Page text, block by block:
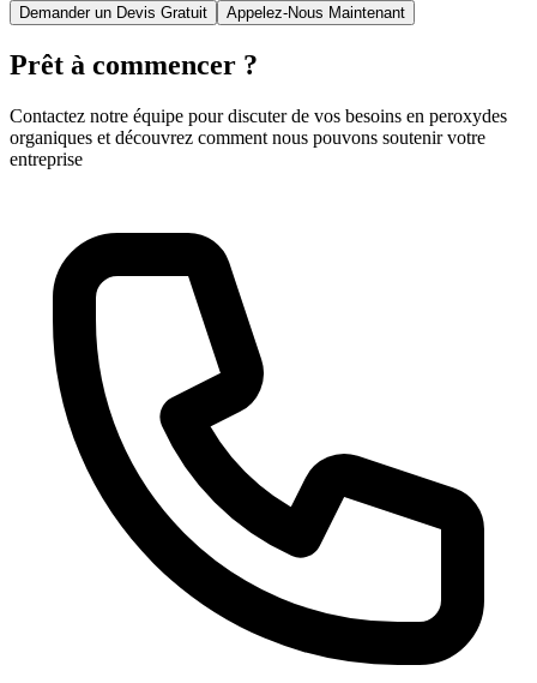
Demander un Devis Gratuit Appelez-Nous Maintenant
Prêt à commencer ?
Contactez notre équipe pour discuter de vos besoins en peroxydes
organiques et découvrez comment nous pouvons soutenir votre
entreprise